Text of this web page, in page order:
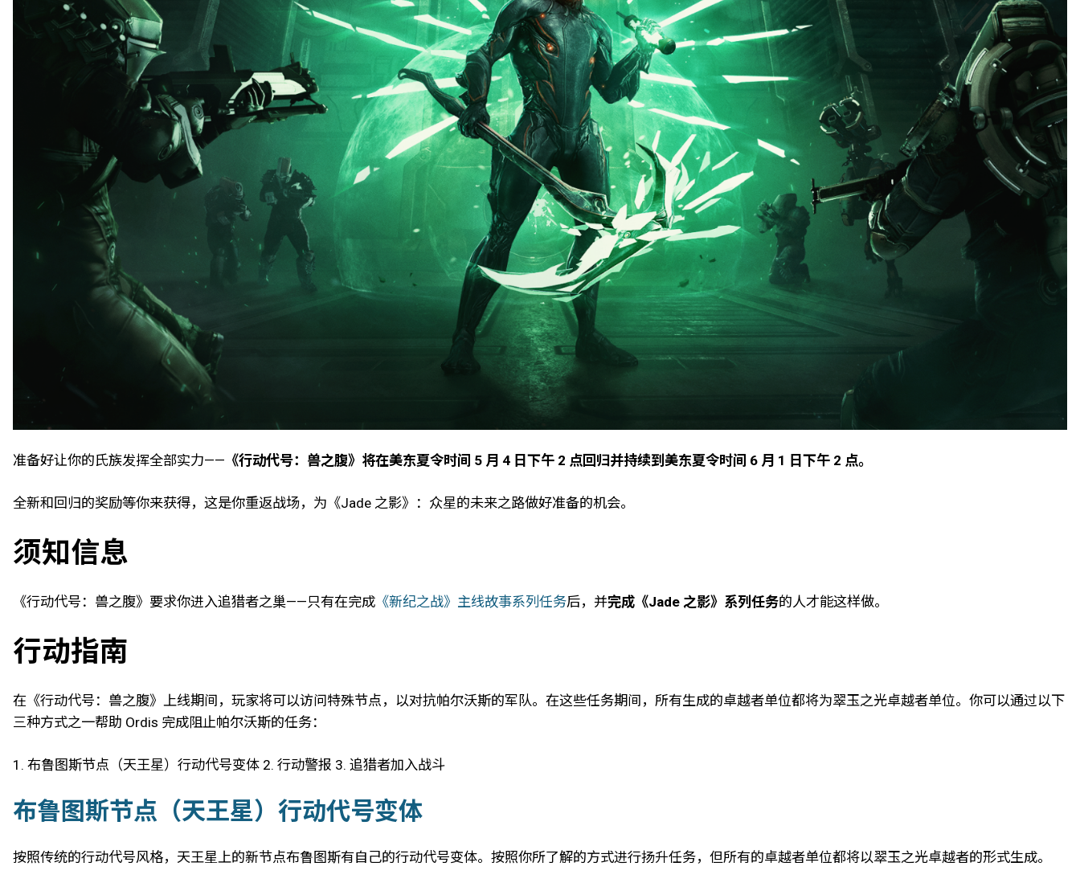
准备好让你的氏族发挥全部实力—— 《行动代号：兽之腹》将在美东夏令时间 5 月 4 日下午 2 点回归并持续到美东夏令时间 6 月 1 日下午 2 点。
全新和回归的奖励等你来获得，这是你重返战场，为《Jade 之影》：众星的未来之路做好准备的机会。
须知信息
《行动代号：兽之腹》要求你进入追猎者之巢——只有在完成 《新纪之战》主线故事系列任务后，并完成《Jade 之影》系列任务的人才能这样做。
行动指南
在《行动代号：兽之腹》上线期间，玩家将可以访问特殊节点，以对抗帕尔沃斯的军队。在这些任务期间，所有生成的卓越者单位都将为翠玉之光卓越者单位。你可以通过以下
三种方式之一帮助 Ordis 完成阻止帕尔沃斯的任务：
1. 布鲁图斯节点（天王星）行动代号变体 2. 行动警报 3. 追猎者加入战斗
布鲁图斯节点（天王星）行动代号变体
按照传统的行动代号风格，天王星上的新节点布鲁图斯有自己的行动代号变体。按照你所了解的方式进行扬升任务，但所有的卓越者单位都将以翠玉之光卓越者的形式生成。